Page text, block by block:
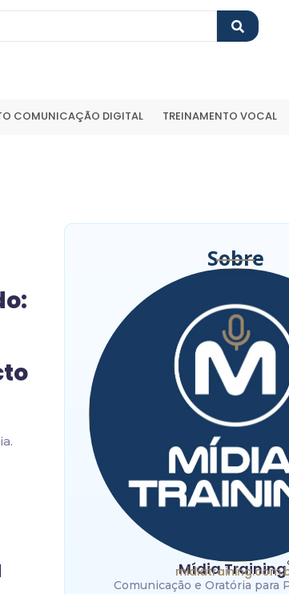
COMUNICAÇÃO DIGITAL TREINAMENTO VOCAL
Sobre
Mídia Training
Comunicação e Oratória para